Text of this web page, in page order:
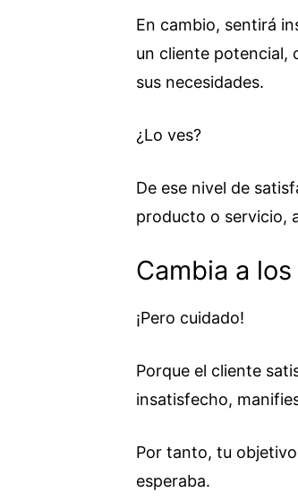
En cambio, sentirá
un cliente potencial,
sus necesidades.
¿Lo ves?
De ese nivel de
producto o servicio,
Cambia a
¡Pero cuidado!
Porque el cliente
insatisfecho,
Por tanto, tu
esperaba.